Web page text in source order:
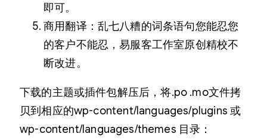
即可。
商用翻译：乱七八糟的词条语句您能忍您
的客户不能忍，易服客工作室原创精校不
断改进。
下载的主题或插件包解压后，将.po .mo文件拷
贝到相应的wp-content/languages/plugins 或
wp-content/languages/themes 目录：